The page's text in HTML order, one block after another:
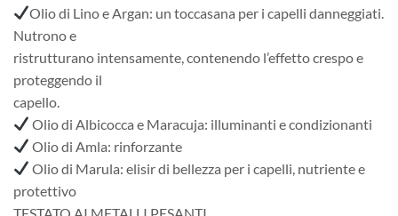
Olio di Lino e Argan: un toccasana per i capelli danneggiati.
Nutrono e
ristrutturano intensamente, contenendo l’effetto crespo e
proteggendo il
capello.
Olio di Albicocca e Maracuja: illuminanti e condizionanti
Olio di Amla: rinforzante
Olio di Marula: elisir di bellezza per i capelli, nutriente e
protettivo
TESTATO AI METALLI PESANTI